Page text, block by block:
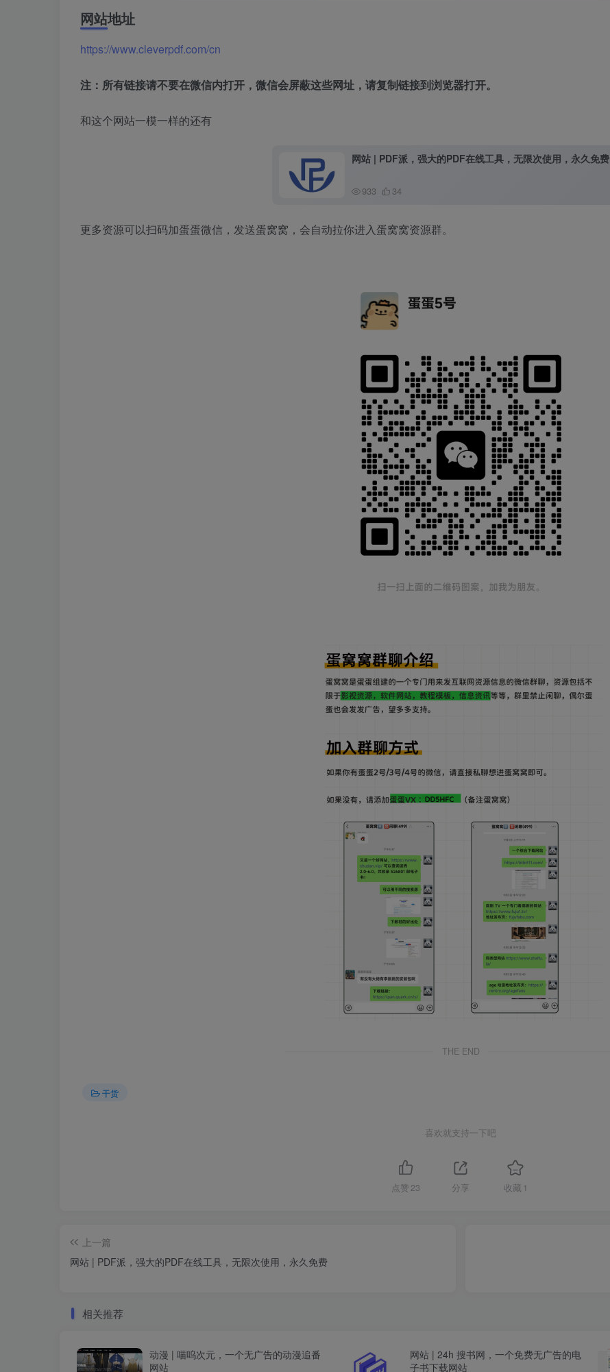
网站地址
https://www.cleverpdf.com/cn
注：所有链接请不要在微信内打开，微信会屏蔽这些网址，请复制链接到浏览器打开。
和这个网站一模一样的还有
网站 | PDF派，强大的PDF在线工具，无限次使用，永久免费
933 34
更多资源可以扫码加蛋蛋微信，发送蛋窝窝，会自动拉你进入蛋窝窝资源群。
THE END
干货
喜欢就支持一下吧
点赞 23 分享 收藏 1
上一篇
网站 | PDF派，强大的PDF在线工具，无限次使用，永久免费
相关推荐
动漫 | 喵呜次元，一个无广告的动漫追番
网站
网站 | 24h 搜书网，一个免费无广告的电
子书下载网站